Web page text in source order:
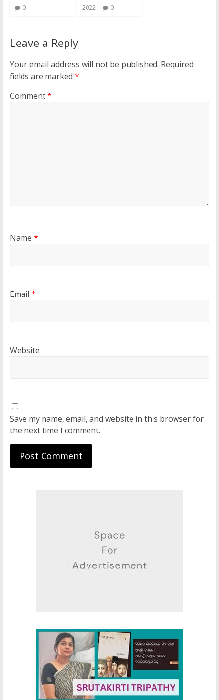
0
2022
0
Leave a Reply
Your email address will not be published. Required
fields are marked *
Comment*
Name *
Email *
Website
Save my name, email, and website in this browser for
the next time I comment.